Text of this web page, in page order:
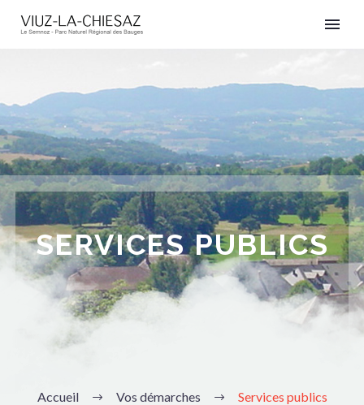
SERVICES PUBLICS
Accueil Vos démarches Services publics